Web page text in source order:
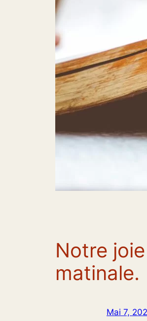
Notre
matinale.
Mai 7,